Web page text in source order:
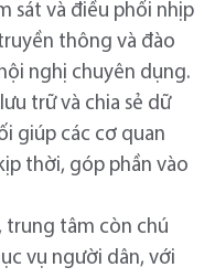
sát và điều phối nhịp
thông và đào
nghị chuyên dụng.
trữ và chia sẻ dữ
giúp các cơ quan
thời, góp phần vào
trung tâm còn chú
vụ người dân, với